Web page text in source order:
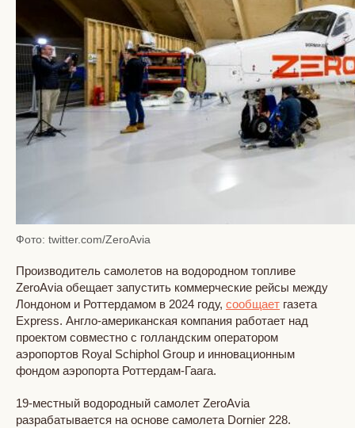
Фото: twitter.com/ZeroAvia
Производитель самолетов на водородном топливе
ZeroAvia обещает запустить коммерческие рейсы между
Лондоном и Роттердамом в 2024 году, сообщает газета
Express. Англо-американская компания работает над
проектом совместно с голландским оператором
аэропортов Royal Schiphol Group и инновационным
фондом аэропорта Роттердам-Гаага.
19-местный водородный самолет ZeroAvia
разрабатывается на основе самолета Dornier 228.